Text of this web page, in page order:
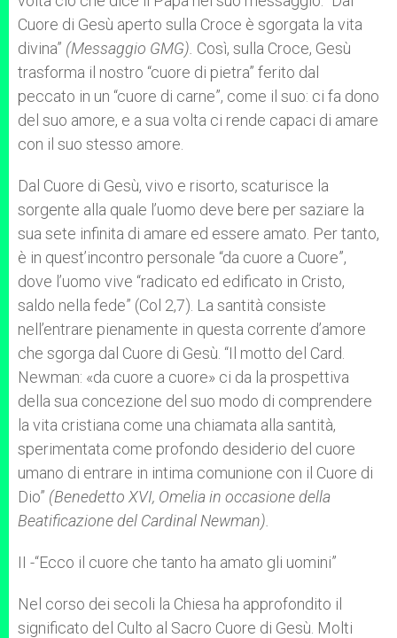
Cuore di Gesù aperto sulla Croce è sgorgata la vita
divina” (Messaggio GMG). Così, sulla Croce, Gesù
trasforma il nostro “cuore di pietra” ferito dal
peccato in un “cuore di carne”, come il suo: ci fa dono
del suo amore, e a sua volta ci rende capaci di amare
con il suo stesso amore.
Dal Cuore di Gesù, vivo e risorto, scaturisce la
sorgente alla quale l’uomo deve bere per saziare la
sua sete infinita di amare ed essere amato. Per tanto,
è in quest’incontro personale “da cuore a Cuore”,
dove l’uomo vive “radicato ed edificato in Cristo,
saldo nella fede” (Col 2,7). La santità consiste
nell’entrare pienamente in questa corrente d’amore
che sgorga dal Cuore di Gesù. “Il motto del Card.
Newman: «da cuore a cuore» ci da la prospettiva
della sua concezione del suo modo di comprendere
la vita cristiana come una chiamata alla santità,
sperimentata come profondo desiderio del cuore
umano di entrare in intima comunione con il Cuore di
Dio” (Benedetto XVI, Omelia in occasione della
Beatificazione del Cardinal Newman).
II -“Ecco il cuore che tanto ha amato gli uomini”
Nel corso dei secoli la Chiesa ha approfondito il
significato del Culto al Sacro Cuore di Gesù. Molti